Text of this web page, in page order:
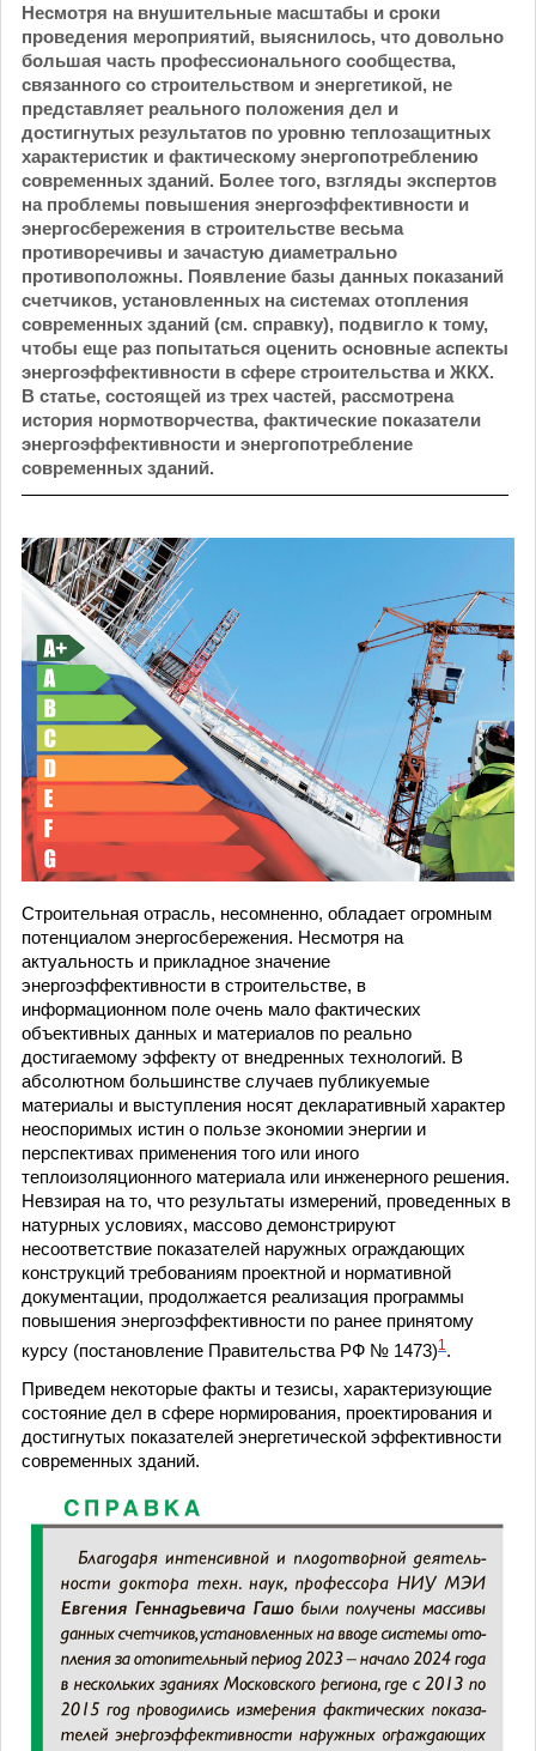
Несмотря на внушительные масштабы и сроки
проведения мероприятий, выяснилось, что довольно
большая часть профессионального сообщества,
связанного со строительством и энергетикой, не
представляет реального положения дел и
достигнутых результатов по уровню теплозащитных
характеристик и фактическому энергопотреблению
современных зданий. Более того, взгляды экспертов
на проблемы повышения энерго­эффективности и
энергосбережения в строительстве весьма
противоречивы и зачастую диаметрально
противоположны. Появление базы данных показаний
счетчиков, установленных на системах отопления
современных зданий (см. справку), подвигло к тому,
чтобы еще раз попытаться оценить основные аспекты
энергоэффективности в сфере строительства и ЖКХ.
В статье, состоящей из трех частей, рассмотрена
история нормотворчества, фактические показатели
энергоэффективности и энергопотребление
современных зданий.
Строительная отрасль, несомненно, обладает огромным
потенциалом энергосбережения. Несмотря на
актуальность и прикладное значение
энергоэффективности в строительстве, в
информационном поле очень мало фактических
объективных данных и материалов по реально
достигаемому эффекту от внедренных технологий. В
абсолютном большинстве случаев публикуемые
материалы и выступления носят декларативный характер
неоспоримых истин о пользе экономии энергии и
перспективах применения того или иного
теплоизоляционного материала или инженерного решения.
Невзирая на то, что результаты измерений, проведенных в
натурных условиях, массово демонстрируют
несоответствие показателей наружных ограждающих
конструкций требованиям проектной и нормативной
документации, продолжается реализация программы
повышения энергоэффективности по ранее принятому
курсу (постановление Правительства РФ № 1473)1.
Приведем некоторые факты и тезисы, характеризующие
состояние дел в сфере нормирования, проектирования и
достигнутых показателей энергетической эффективности
современных зданий.